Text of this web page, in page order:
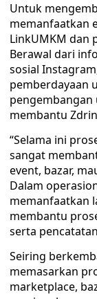
Untuk
memanfaatkan
LinkUMKM dan
Berawal dari
sosial
pemberdayaan
pengembangan
membantu
“Selama ini
sangat
event, bazar,
Dalam
memanfaatkan
membantu
serta
Seiring
memasarkan
marketplace,